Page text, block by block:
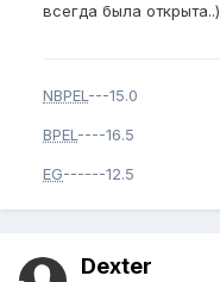
всегда была открыта..)
NBPEL ---15.0
BPEL ----16.5
EG------12.5
Dexter